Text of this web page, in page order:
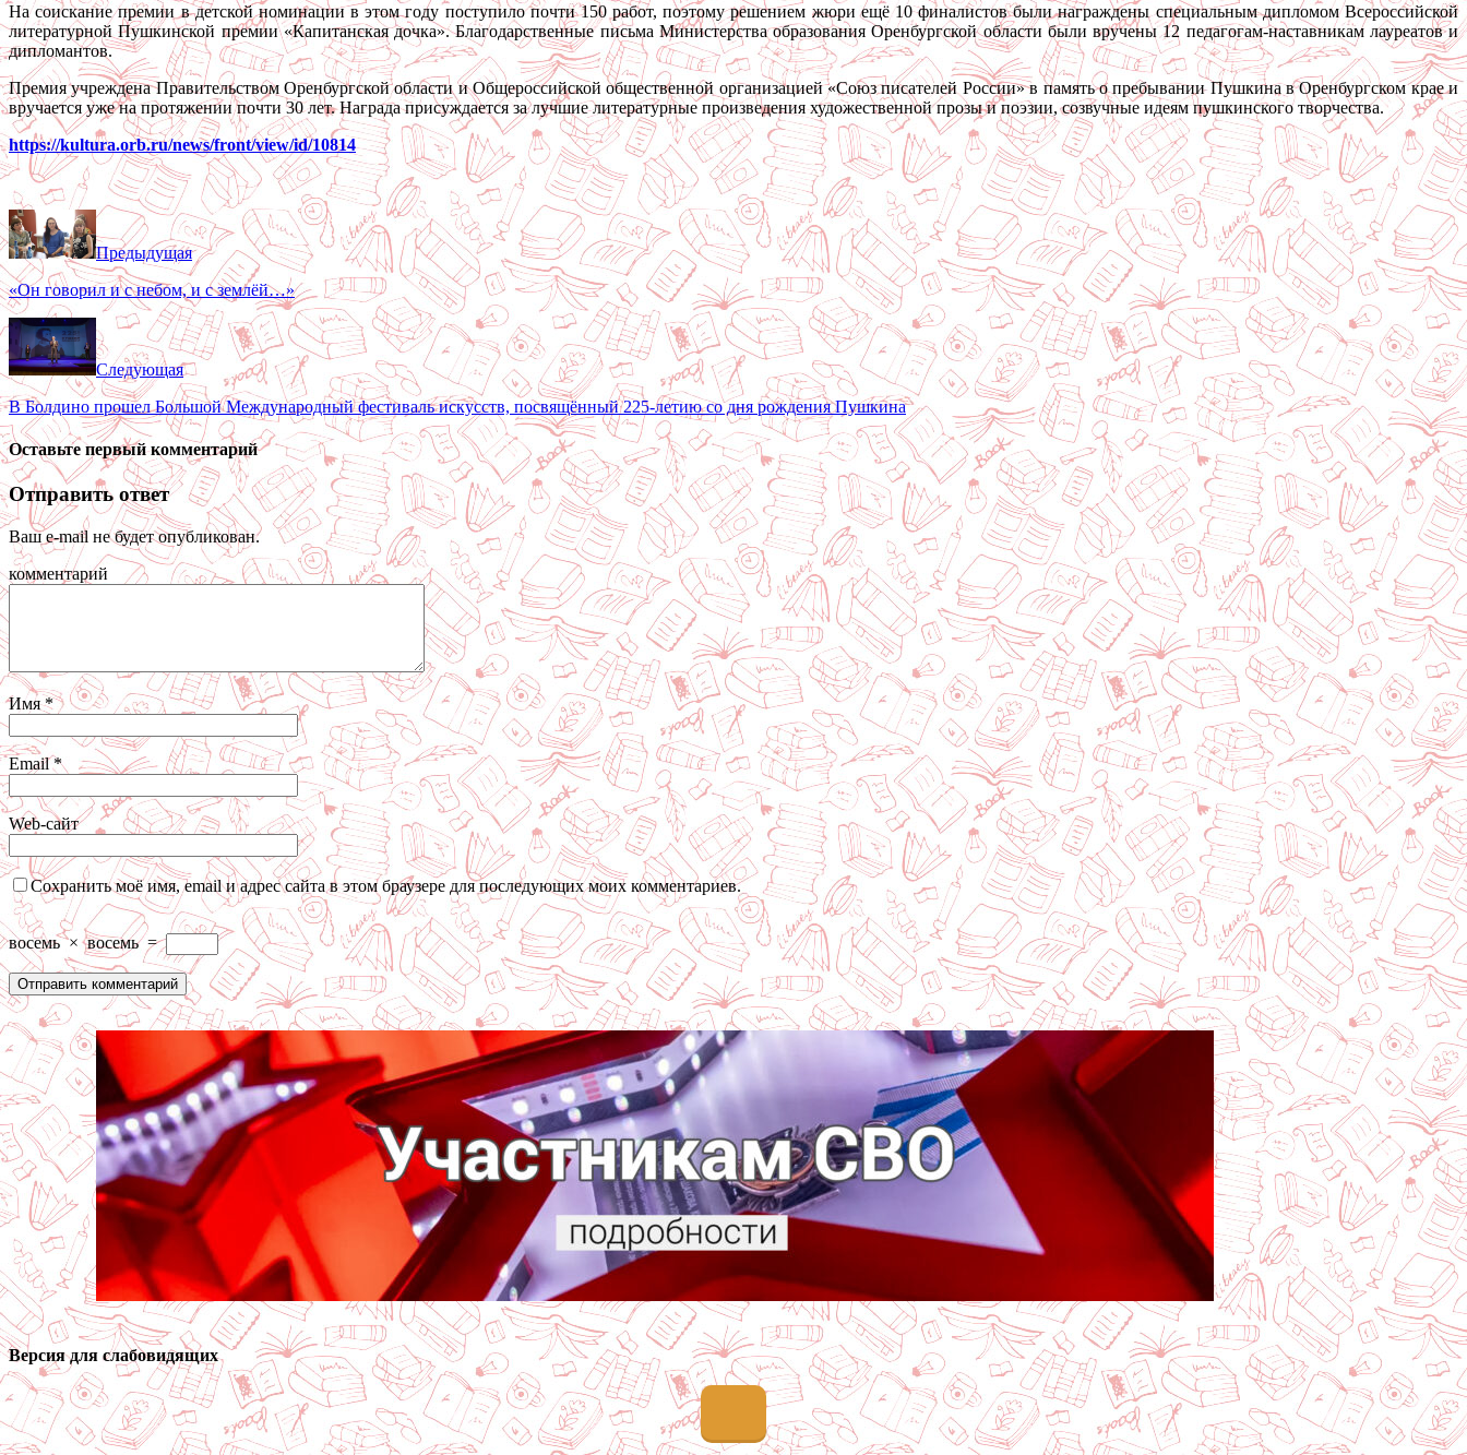
На соискание премии в детской номинации в этом году поступило почти 150 работ, поэтому решением жюри ещё 10 финалистов были награждены специальным дипломом Всероссийской
литературной Пушкинской премии «Капитанская дочка». Благодарственные письма Министерства образования Оренбургской области были вручены 12 педагогам-наставникам лауреатов и
дипломантов.
Премия учреждена Правительством Оренбургской области и Общероссийской общественной организацией «Союз писателей России» в память о пребывании Пушкина в Оренбургском крае и
вручается уже на протяжении почти 30 лет. Награда присуждается за лучшие литературные произведения художественной прозы и поэзии, созвучные идеям пушкинского творчества.
https://kultura.orb.ru/news/front/view/id/10814
Предыдущая
«Он говорил и с небом, и с землёй…»
Следующая
В Болдино прошел Большой Международный фестиваль искусств, посвящённый 225-летию со дня рождения Пушкина
Оставьте первый комментарий
Отправить ответ
Ваш e-mail не будет опубликован.
комментарий
Имя*
Email*
Web-сайт
Сохранить моё имя, email и адрес сайта в этом браузере для последующих моих комментариев.
восемь × восемь =
Версия для слабовидящих